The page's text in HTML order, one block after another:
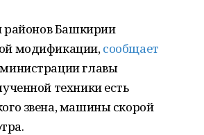
районов Башкирии
модификации,сообщает
главы
техники есть
звена, машины скорой